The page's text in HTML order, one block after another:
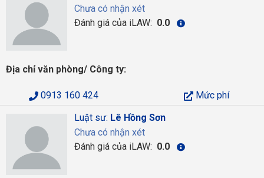
Chưa có nhận xét
Đánh giá của iLAW: 0.0
Địa chỉ văn phòng/ Công ty:
0913 160 424
Mức phí
Luật sư: Lê Hồng Sơn
Chưa có nhận xét
Đánh giá của iLAW: 0.0